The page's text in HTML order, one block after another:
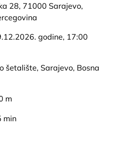
28, 71000 Sarajevo,
godine, 17:00
šetalište, Sarajevo, Bosna
m
min